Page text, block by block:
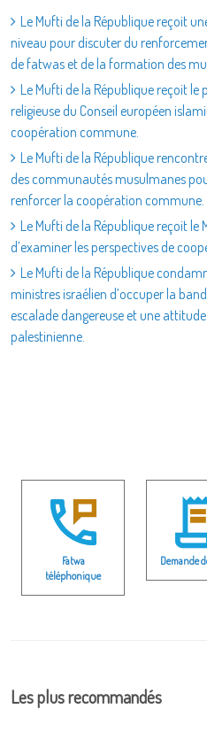
Le Mufti de la République reçoit
niveau pour discuter du
de fatwas et de la formation des
Le Mufti de la République reçoit le
religieuse du Conseil européen
coopération commune.
Le Mufti de la République
des communautés musulmanes
renforcer la coopération commune.
Le Mufti de la République reçoit le
d’examiner les perspectives de
Le Mufti de la République
ministres israélien d’occuper la
escalade dangereuse et une
palestinienne.
Fatwa
téléphonique
Demande
Les plus recommandés